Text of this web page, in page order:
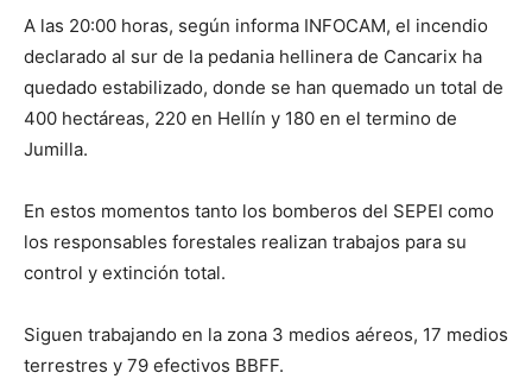
A las 20:00 horas, según informa INFOCAM, el incendio
declarado al sur de la pedania hellinera de Cancarix ha
quedado estabilizado, donde se han quemado un total de
400 hectáreas, 220 en Hellín y 180 en el termino de
Jumilla.
En estos momentos tanto los bomberos del SEPEI como
los responsables forestales realizan trabajos para su
control y extinción total.
Siguen trabajando en la zona 3 medios aéreos, 17 medios
terrestres y 79 efectivos BBFF.